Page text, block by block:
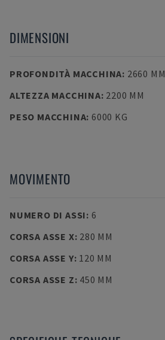
DIMENSIONI
PROFONDITÀ MACCHINA: 2660 MM
ALTEZZA MACCHINA: 2200 MM
PESO MACCHINA: 6000 KG
MOVIMENTO
NUMERO DI ASSI: 6
CORSA ASSE X: 280 MM
CORSA ASSE Y: 120 MM
CORSA ASSE Z: 450 MM